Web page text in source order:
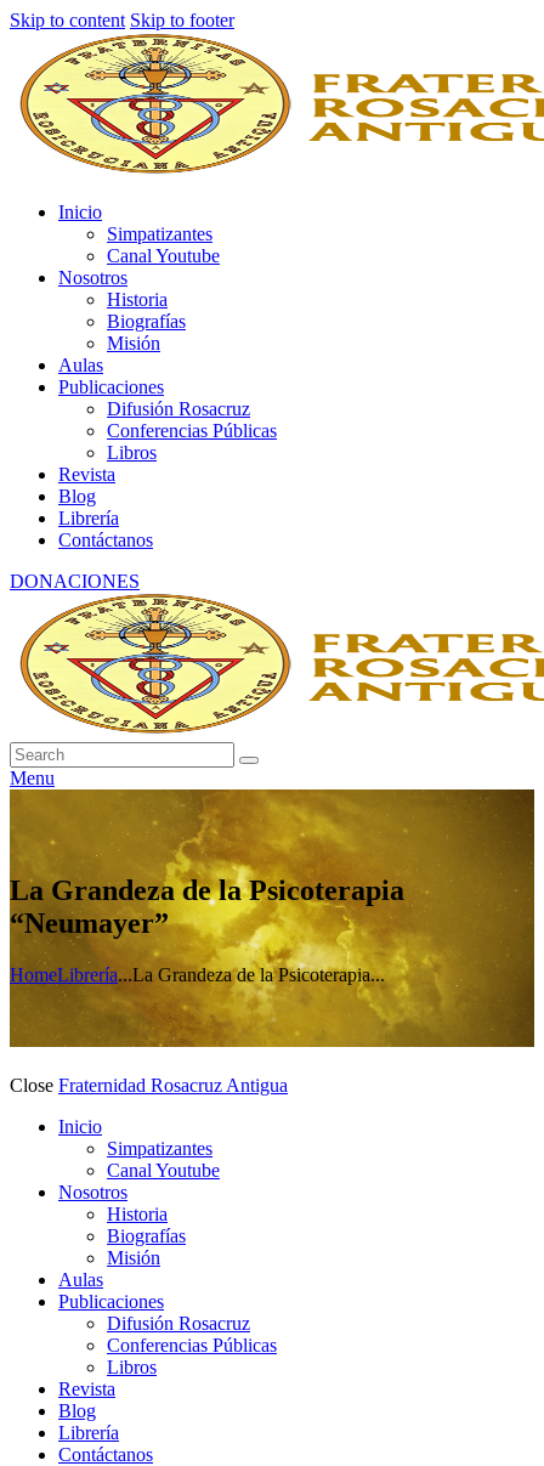
Skip to content Skip to footer
Inicio
Simpatizantes
Canal Youtube
Nosotros
Historia
Biografías
Misión
Aulas
Publicaciones
Difusión Rosacruz
Conferencias Públicas
Libros
Revista
Blog
Librería
Contáctanos
DONACIONES
Menu
La Grandeza de la Psicoterapia
“Neumayer”
HomeLibrería...La Grandeza de la Psicoterapia...
Close Fraternidad Rosacruz Antigua
Inicio
Simpatizantes
Canal Youtube
Nosotros
Historia
Biografías
Misión
Aulas
Publicaciones
Difusión Rosacruz
Conferencias Públicas
Libros
Revista
Blog
Librería
Contáctanos